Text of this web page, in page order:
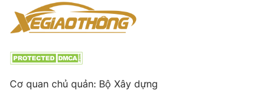
Cơ quan chủ quản: Bộ Xây dựng